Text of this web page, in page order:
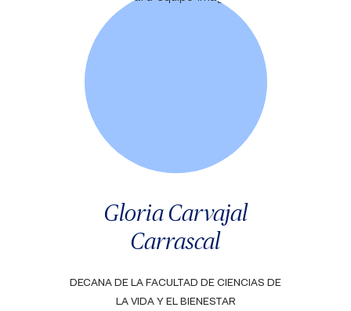
Gloria Carvajal
Carrascal
DECANA DE LA FACULTAD DE CIENCIAS DE
LA VIDA Y EL BIENESTAR